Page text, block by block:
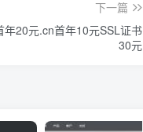
下一篇
20元.cn首年10元SSL证书
30元